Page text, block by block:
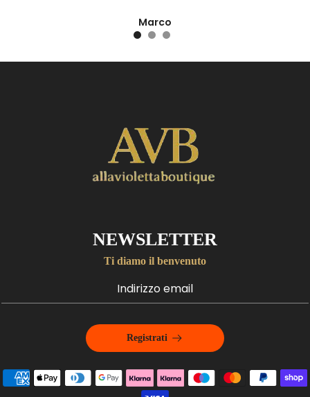
Marco
NEWSLETTER
Ti diamo il benvenuto
Registrati